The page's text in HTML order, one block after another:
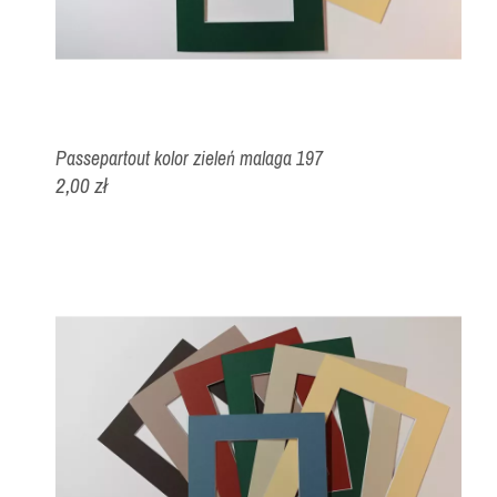
Passepartout kolor zieleń malaga 197
2,00 zł